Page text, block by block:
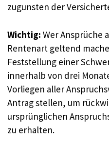
zugunsten der
Wichtig: Wer Ansprüche
Rentenart geltend
Feststellung einer
innerhalb von drei
Vorliegen aller
Antrag stellen, um
ursprünglichen
zu erhalten.